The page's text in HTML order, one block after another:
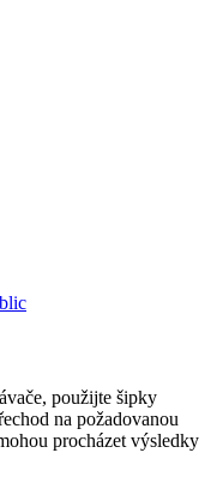
použijte šipky
na požadovanou
procházet výsledky